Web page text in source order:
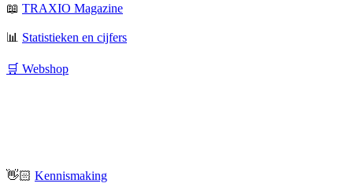
📖 TRAXIO Magazine
📊 Statistieken en cijfers
🛒 Webshop
👋🏻 Kennismaking